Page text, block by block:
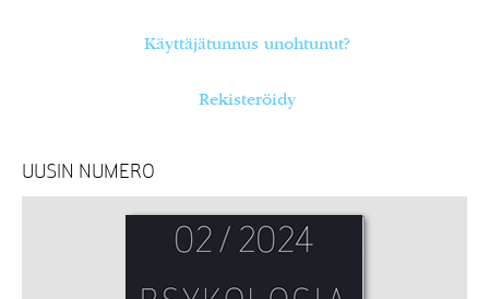
Käyttäjätunnus unohtunut?
Rekisteröidy
UUSIN NUMERO